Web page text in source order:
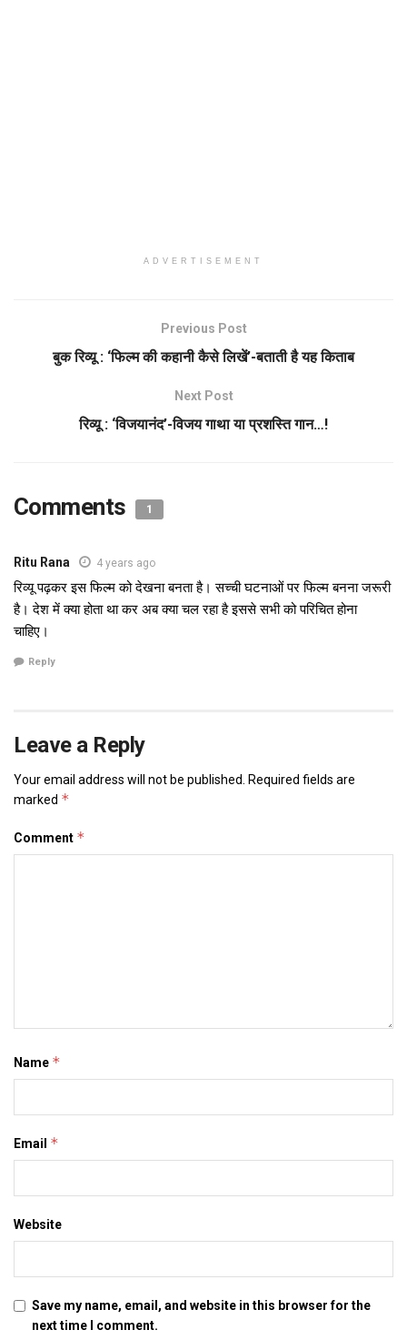
ADVERTISEMENT
Previous Post
बुक रिव्यू : ‘फिल्म की कहानी कैसे लिखें’-बताती है यह किताब
Next Post
रिव्यू : ‘विजयानंद’-विजय गाथा या प्रशस्ति गान…!
Comments 1
Ritu Rana 4 years ago
रिव्यू पढ़कर इस फिल्म को देखना बनता है। सच्ची घटनाओं पर फिल्म बनना जरूरी
है। देश में क्या होता था कर अब क्या चल रहा है इससे सभी को परिचित होना
चाहिए।
Reply
Leave a Reply
Your email address will not be published.
Required fields are
marked *
Comment *
Name *
Email *
Website
Save my name, email, and website in this browser for the
next time I comment.